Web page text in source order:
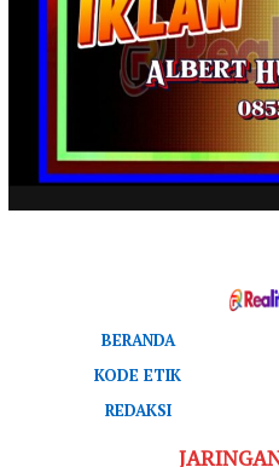
BERANDA
KODE ETIK
REDAKSI